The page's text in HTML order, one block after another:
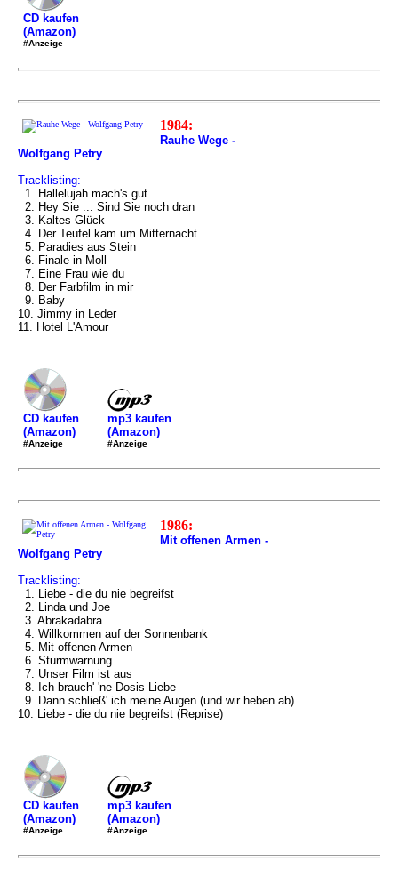
CD kaufen
(Amazon)
#Anzeige
1984:
Rauhe Wege -
Wolfgang Petry
Tracklisting:
1. Hallelujah mach's gut
2. Hey Sie ... Sind Sie noch dran
3. Kaltes Glück
4. Der Teufel kam um Mitternacht
5. Paradies aus Stein
6. Finale in Moll
7. Eine Frau wie du
8. Der Farbfilm in mir
9. Baby
10. Jimmy in Leder
11. Hotel L'Amour
CD kaufen
(Amazon)
#Anzeige
mp3 kaufen
(Amazon)
#Anzeige
1986:
Mit offenen Armen -
Wolfgang Petry
Tracklisting:
1. Liebe - die du nie begreifst
2. Linda und Joe
3. Abrakadabra
4. Willkommen auf der Sonnenbank
5. Mit offenen Armen
6. Sturmwarnung
7. Unser Film ist aus
8. Ich brauch' 'ne Dosis Liebe
9. Dann schließ' ich meine Augen (und wir heben ab)
10. Liebe - die du nie begreifst (Reprise)
CD kaufen
(Amazon)
#Anzeige
mp3 kaufen
(Amazon)
#Anzeige